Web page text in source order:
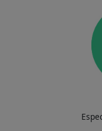
Desenvolvendo
empresa, construindo